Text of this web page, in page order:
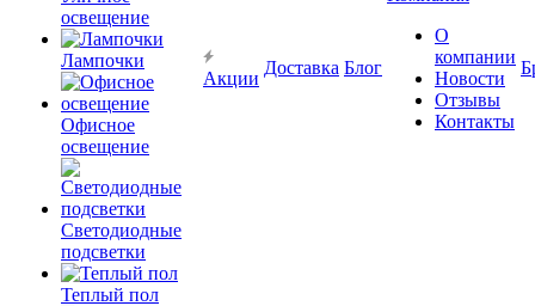
освещение
Лампочки
Офисное
освещение
Светодиодные
подсветки
Теплый пол
Акции
Доставка Блог
О
компании
Новости
Отзывы
Контакты